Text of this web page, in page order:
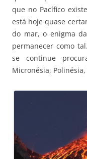
que no Pacífico
está hoje quase
do mar, o enigma
permanecer como
se continue
Micronésia,